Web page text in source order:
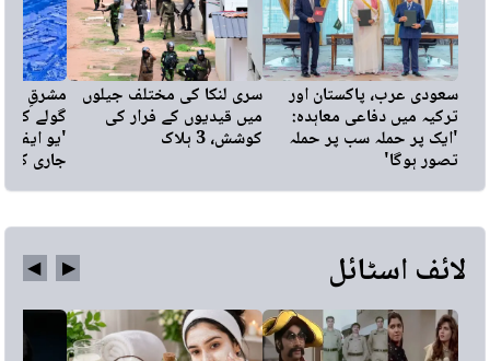
سعودی عرب، پاکستان اور
ترکیہ میں دفاعی معاہدہ:
'ایک پر حملہ سب پر حملہ
تصور ہوگا'
سری لنکا کی مختلف جیلوں
میں قیدیوں کے فرار کی
کوشش، 3 ہلاک
مشرقِ
گولے کی
'یو ایف
جاری
لائف اسٹائل ▶︎
◀︎